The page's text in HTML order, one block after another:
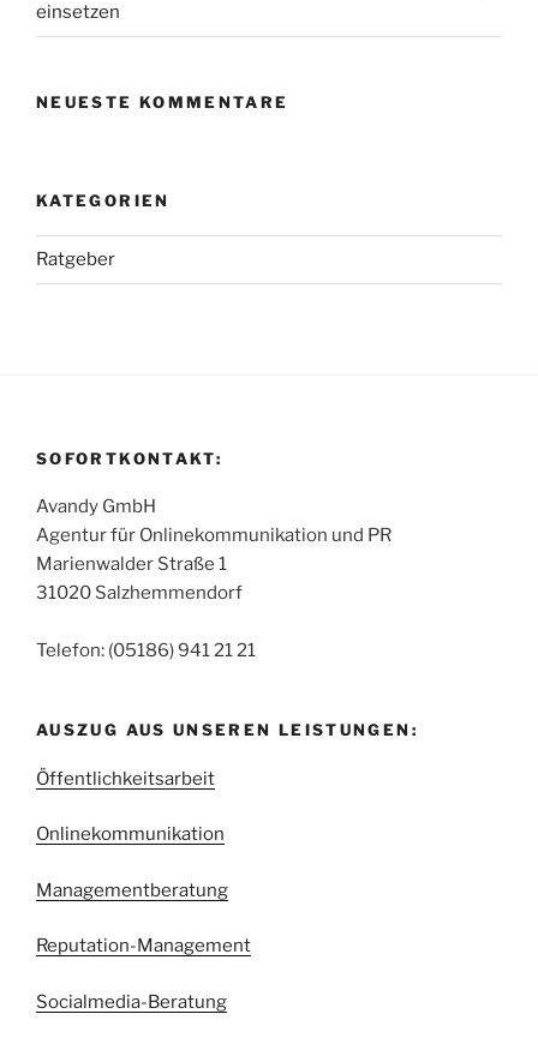
einsetzen
NEUESTE KOMMENTARE
KATEGORIEN
Ratgeber
SOFORTKONTAKT:
Avandy GmbH
Agentur für Onlinekommunikation und PR
Marienwalder Straße 1
31020 Salzhemmendorf
Telefon: (05186) 941 21 21
AUSZUG AUS UNSEREN LEISTUNGEN:
Öffentlichkeitsarbeit
Onlinekommunikation
Managementberatung
Reputation-Management
Socialmedia-Beratung